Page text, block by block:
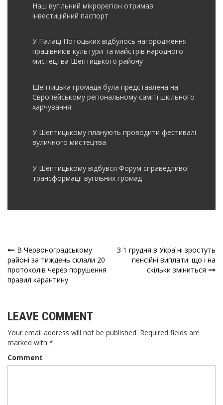
Наш вугільний мікрорегіон отримав
інвеcтиційний паспорт
У Палаці Потоцьких відбулось нагородження
працівників культури та майстрів народного
мистецтва Шептицького району
Шептицька громада була представлена на
Європейському регіональному саміті шкільного
харчування
У Шептицькому планують проводити фестивалі
вуличного мистецтва
У Шептицькому відбувся Форум справедливої
трансформації вугільних громад
Навігація
записів
В Червоноградському
районі за тиждень склали 20
протоколів через порушення
правил карантину
З 1 грудня в Україні зростуть
пенсійні виплати: що і на
скільки зміниться
LEAVE COMMENT
Your email address will not be published. Required fields are
marked with *.
Comment